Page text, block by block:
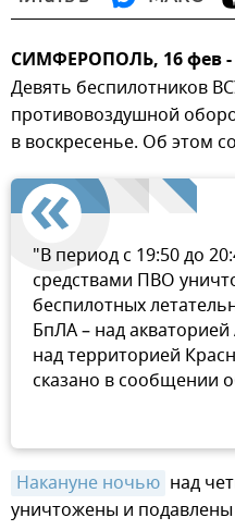
СИМФЕРОПОЛЬ, 16 фев
Девять беспилотников
противовоздушной
в воскресенье. Об этом
"В период с 19:50 до
средствами ПВО
беспилотных
БпЛА – над
над территорией
сказано в сообщении
Накануне ночью над
уничтожены и подавлены